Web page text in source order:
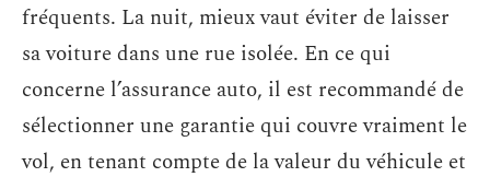
fréquents. La nuit, mieux vaut éviter de laisser
sa voiture dans une rue isolée. En ce qui
concerne l’assurance auto, il est recommandé de
sélectionner une garantie qui couvre vraiment le
vol, en tenant compte de la valeur du véhicule et